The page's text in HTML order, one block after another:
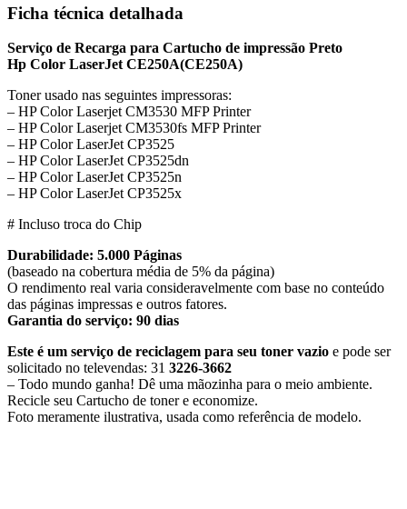
Ficha técnica detalhada
Serviço de Recarga para Cartucho de impressão Preto
Hp Color LaserJet CE250A(CE250A)
Toner usado nas seguintes impressoras:
– HP Color Laserjet CM3530 MFP Printer
– HP Color Laserjet CM3530fs MFP Printer
– HP Color LaserJet CP3525
– HP Color LaserJet CP3525dn
– HP Color LaserJet CP3525n
– HP Color LaserJet CP3525x
# Incluso troca do Chip
Durabilidade: 5.000 Páginas
(baseado na cobertura média de 5% da página)
O rendimento real varia consideravelmente com base no conteúdo
das páginas impressas e outros fatores.
Garantia do serviço: 90 dias
Este é um serviço de reciclagem para seu toner vazio e pode ser
solicitado no televendas: 31 3226-3662
– Todo mundo ganha! Dê uma mãozinha para o meio ambiente.
Recicle seu Cartucho de toner e economize.
​Foto meramente ilustrativa, usada como referência de modelo.